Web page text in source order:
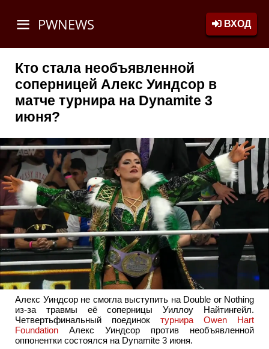
PWNEWS ВХОД
Кто стала необъявленной
соперницей Алекс Уиндсор в
матче турнира на Dynamite 3
июня?
Алекс Уиндсор не смогла выступить на Double or Nothing
из-за травмы её соперницы Уиллоу Найтингейл.
Четвертьфинальный поединок турнира Owen Hart
Foundation Алекс Уиндсор против необъявленной
оппонентки состоялся на Dynamite 3 июня.